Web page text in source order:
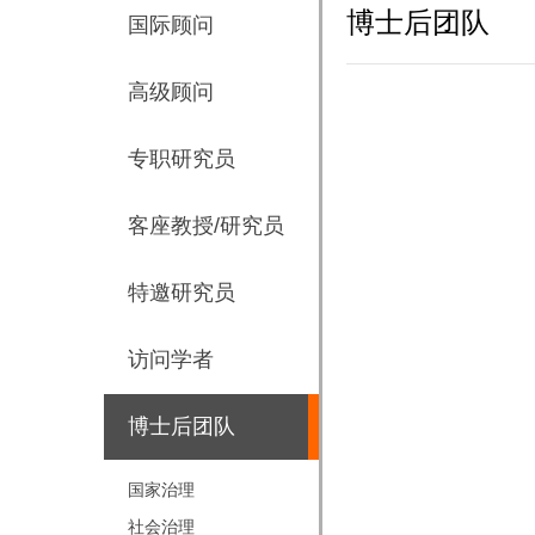
国际顾问
高级顾问
专职研究员
客座教授/研究员
特邀研究员
访问学者
博士后团队
国家治理
社会治理
博士后团队